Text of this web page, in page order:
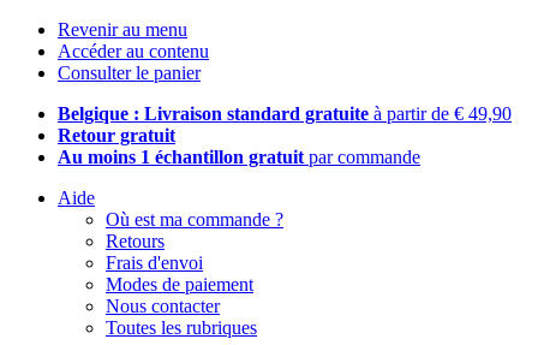
Revenir au menu
Accéder au contenu
Consulter le panier
Belgique : Livraison standard gratuite à partir de € 49,90
Retour gratuit
Au moins 1 échantillon gratuit par commande
Aide
Où est ma commande ?
Retours
Frais d'envoi
Modes de paiement
Nous contacter
Toutes les rubriques